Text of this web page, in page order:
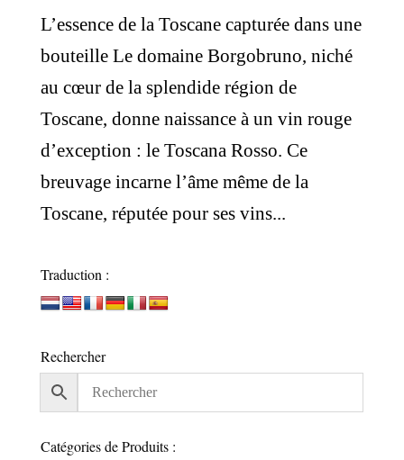
L’essence de la Toscane capturée dans une
bouteille Le domaine Borgobruno, niché
au cœur de la splendide région de
Toscane, donne naissance à un vin rouge
d’exception : le Toscana Rosso. Ce
breuvage incarne l’âme même de la
Toscane, réputée pour ses vins...
Traduction :
Rechercher
Catégories de Produits :